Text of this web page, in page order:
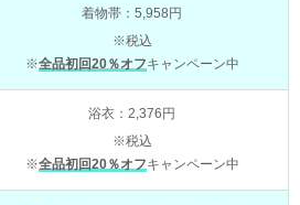
着物帯：5,958円
※税込
※全品初回20％オフキャンペーン中
浴衣：2,376円
※税込
※全品初回20％オフキャンペーン中